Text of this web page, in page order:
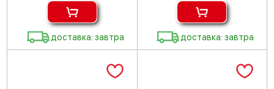
доставка: завтра доставка: завтра